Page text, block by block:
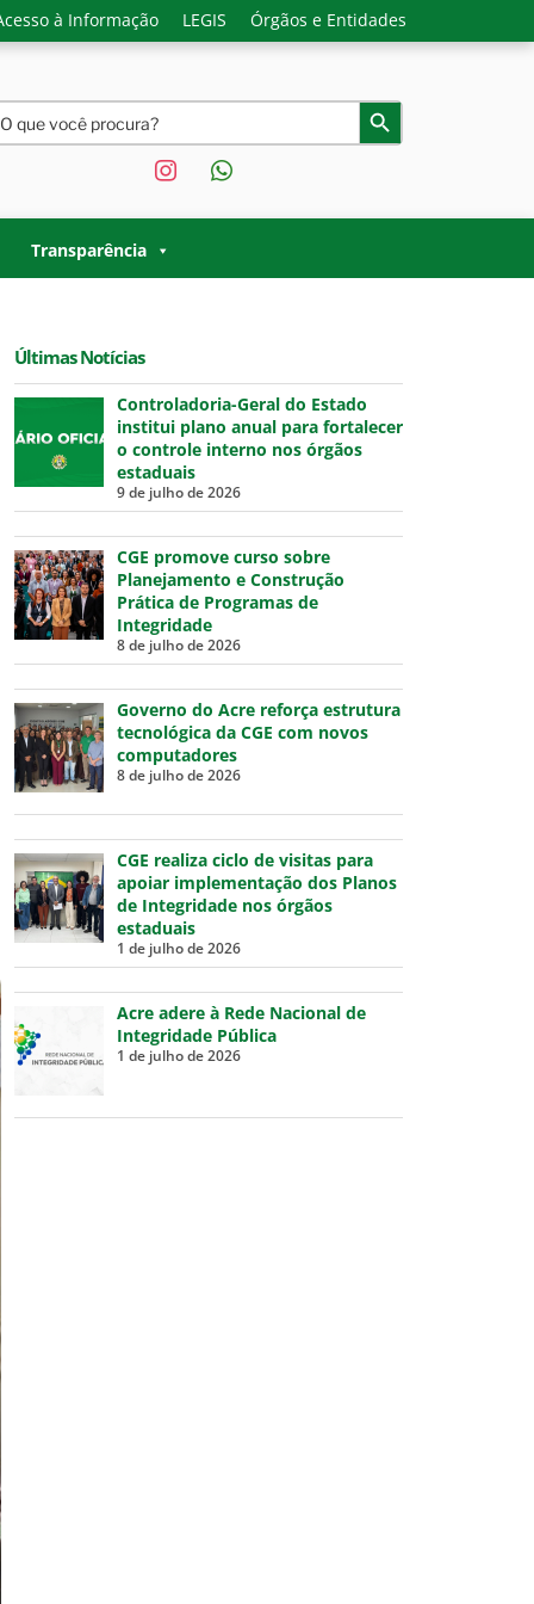
à Informação LEGIS Órgãos e Entidades
ACRE |
do Estado do Acre.
Search Button
instagramwhatsapp
Transparência
Últimas Notícias
Controladoria-Geral do Estado
institui plano anual para fortalecer
o controle interno nos órgãos
estaduais
9 de julho de 2026
CGE promove curso sobre
Planejamento e Construção
Prática de Programas de
Integridade
8 de julho de 2026
Governo do Acre reforça estrutura
tecnológica da CGE com novos
computadores
8 de julho de 2026
CGE realiza ciclo de visitas para
apoiar implementação dos Planos
de Integridade nos órgãos
estaduais
1 de julho de 2026
Acre adere à Rede Nacional de
Integridade Pública
1 de julho de 2026